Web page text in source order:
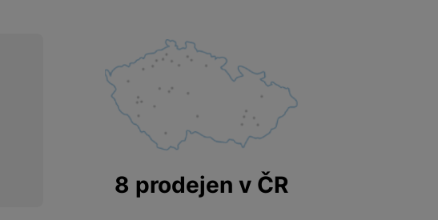
8 prodejen v ČR